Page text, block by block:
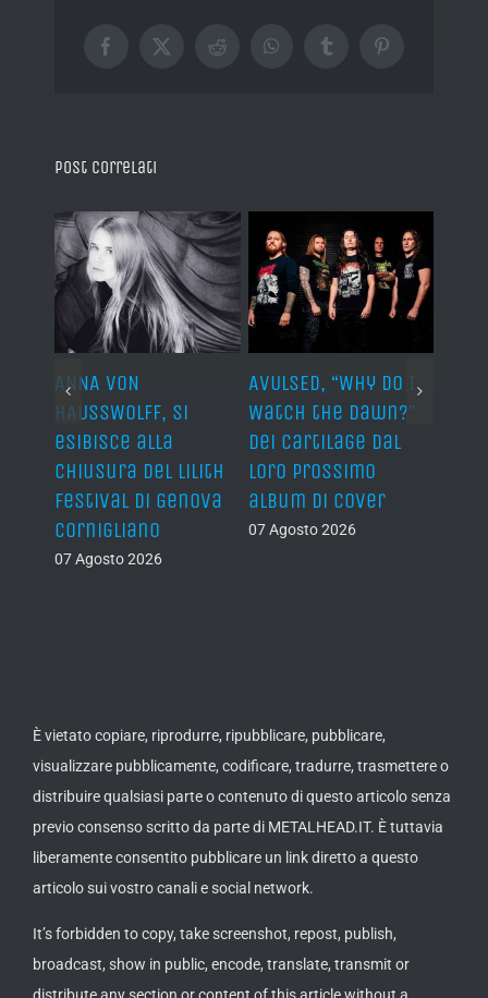
Facebook
X RedditWhatsAppTumblrPinterest
Post correlati
ANNA VON
HAUSSWOLFF, si
esibisce alla
chiusura del Lilith
Festival di Genova
Cornigliano
07 Agosto 2026
AVULSED, “Why Do I
Watch the Dawn?”
dei Cartilage dal
loro prossimo
album di cover
07 Agosto 2026
È vietato copiare, riprodurre, ripubblicare, pubblicare,
visualizzare pubblicamente, codificare, tradurre, trasmettere o
distribuire qualsiasi parte o contenuto di questo articolo senza
previo consenso scritto da parte di METALHEAD.IT. È tuttavia
liberamente consentito pubblicare un link diretto a questo
articolo sui vostro canali e social network.
It’s forbidden to copy, take screenshot, repost, publish,
broadcast, show in public, encode, translate, transmit or
distribute any section or content of this article without a